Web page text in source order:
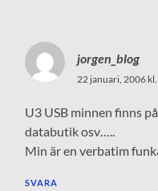
jorgen_blog
22 januari, 2006
U3 USB minnen finns
databutik osv…..
Min är en verbatim
SVARA